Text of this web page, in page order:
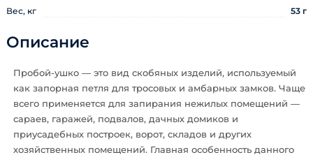
Вес, кг 53 г
Описание
Пробой-ушко — это вид скобяных изделий, используемый
как запорная петля для тросовых и амбарных замков. Чаще
всего применяется для запирания нежилых помещений —
сараев, гаражей, подвалов, дачных домиков и
приусадебных построек, ворот, складов и других
хозяйственных помещений. Главная особенность данного